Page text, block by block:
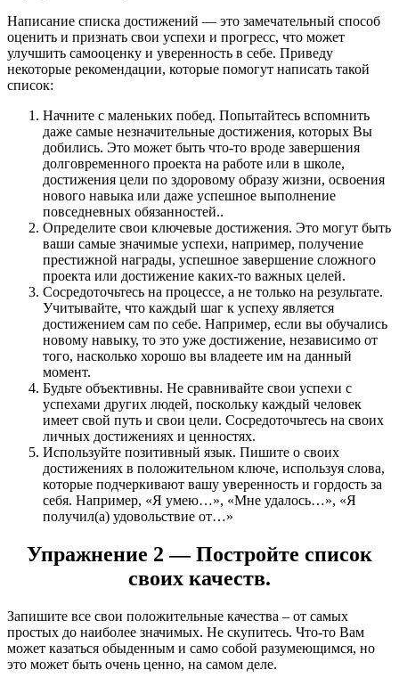
Написание списка достижений — это замечательный способ
оценить и признать свои успехи и прогресс, что может
улучшить самооценку и уверенность в себе. Приведу
некоторые рекомендации, которые помогут написать такой
список:
Начните с маленьких побед. Попытайтесь вспомнить
даже самые незначительные достижения, которых Вы
добились. Это может быть что-то вроде завершения
долговременного проекта на работе или в школе,
достижения цели по здоровому образу жизни, освоения
нового навыка или даже успешное выполнение
повседневных обязанностей..
Определите свои ключевые достижения. Это могут быть
ваши самые значимые успехи, например, получение
престижной награды, успешное завершение сложного
проекта или достижение каких-то важных целей.
Сосредоточьтесь на процессе, а не только на результате.
Учитывайте, что каждый шаг к успеху является
достижением сам по себе. Например, если вы обучались
новому навыку, то это уже достижение, независимо от
того, насколько хорошо вы владеете им на данный
момент.
Будьте объективны. Не сравнивайте свои успехи с
успехами других людей, поскольку каждый человек
имеет свой путь и свои цели. Сосредоточьтесь на своих
личных достижениях и ценностях.
Используйте позитивный язык. Пишите о своих
достижениях в положительном ключе, используя слова,
которые подчеркивают вашу уверенность и гордость за
себя. Например, «Я умею…», «Мне удалось…», «Я
получил(а) удовольствие от…»
Упражнение 2 — Постройте список
своих качеств.
Запишите все свои положительные качества – от самых
простых до наиболее значимых. Не скупитесь. Что-то Вам
может казаться обыденным и само собой разумеющимся, но
это может быть очень ценно, на самом деле.